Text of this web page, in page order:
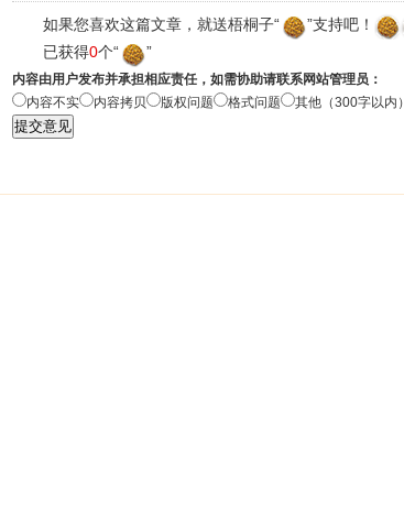
如果您喜欢这篇文章，就送梧桐子“
”支持吧！
已获得0个“ ”
内容由用户发布并承担相应责任，如需协助请联系网站管理员：
内容不实
内容拷贝 版权问题 格式问题 其他（300字以内）